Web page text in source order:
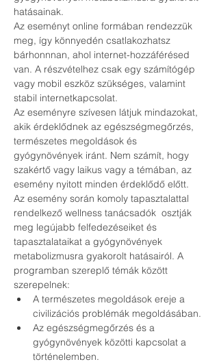
hatásainak.
Az eseményt online formában rendezzük
meg, így könnyedén csatlakozhatsz
bárhonnnan, ahol internet-hozzáférésed
van. A részvételhez csak egy számítógép
vagy mobil eszköz szükséges, valamint
stabil internetkapcsolat.
Az eseményre szívesen látjuk mindazokat,
akik érdeklődnek az egészségmegőrzés,
természetes megoldások és
gyógynövények iránt. Nem számít, hogy
szakértő vagy laikus vagy a témában, az
esemény nyitott minden érdeklődő előtt.
Az esemény során komoly tapasztalattal
rendelkező wellness tanácsadók  osztják
meg legújabb felfedezéseiket és
tapasztalataikat a gyógynövények
metabolizmusra gyakorolt hatásairól. A
programban szereplő témák között
szerepelnek:
A természetes megoldások ereje a
civilizációs problémák megoldásában.
Az egészségmegőrzés és a
gyógynövények közötti kapcsolat a
történelemben.